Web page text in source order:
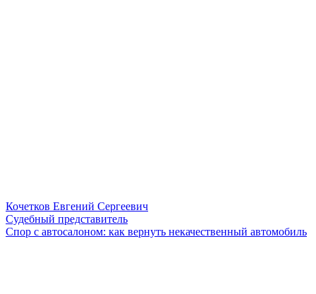
Кочетков Евгений Сергеевич
Судебный представитель
Спор с автосалоном: как вернуть некачественный автомобиль